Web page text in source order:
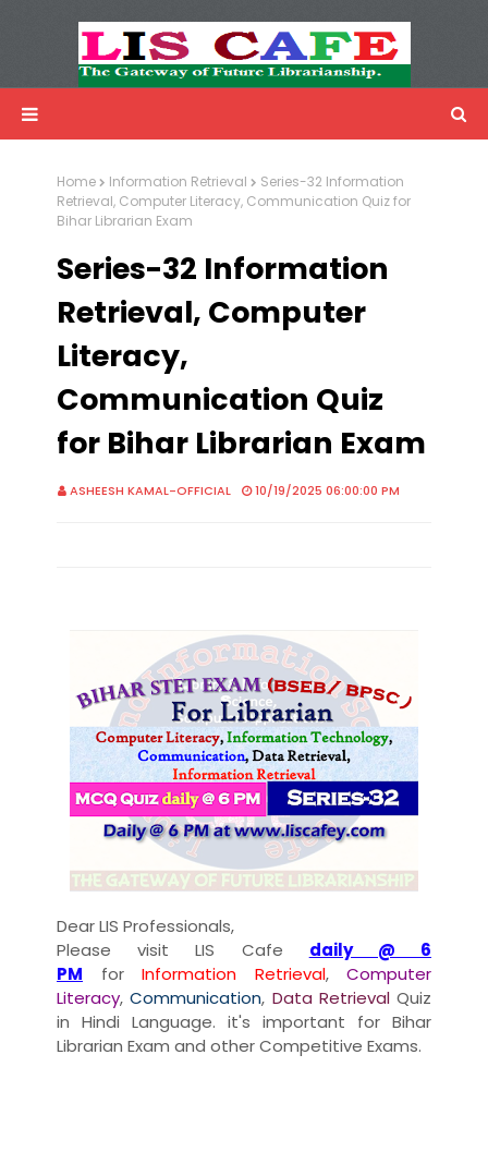
Advertisemnet
Home Information Retrieval
Series-32 Information
Retrieval, Computer Literacy, Communication Quiz for
Bihar Librarian Exam
Series-32 Information
Retrieval, Computer
Literacy,
Communication Quiz
for Bihar Librarian Exam
ASHEESH KAMAL-OFFICIAL 10/19/2025 06:00:00 PM
Dear LIS Professionals,
Please visit LIS Cafe daily @ 6
PM for Information Retrieval, Computer
Literacy,Communication, Data RetrievalQuiz
in Hindi Language. it's important for Bihar
Librarian Exam and other Competitive Exams.